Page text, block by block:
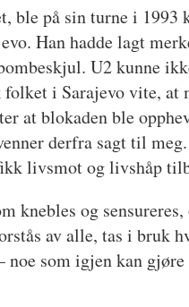
ble på sin turne i
Han hadde lagt
U2 kunne
i Sarajevo vite,
at blokaden ble
derfra sagt til
livsmot og livshåp
knebles og
av alle, tas i bruk
som igjen kan